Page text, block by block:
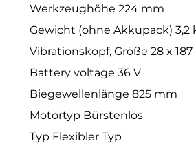
Werkzeughöhe 224 mm
Gewicht (ohne Akkupack) 3,2
Vibrationskopf, Größe 28 x
Battery voltage 36 V
Biegewellenlänge 825 mm
Motortyp Bürstenlos
Typ Flexibler Typ